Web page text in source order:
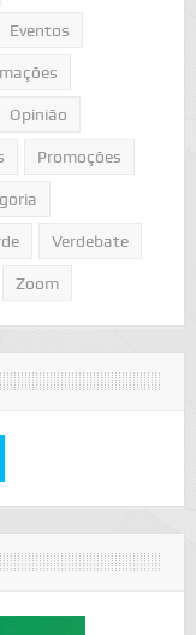
Eventos
Opinião
Promoções
Verdebate
Zoom